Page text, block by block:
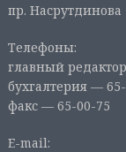
пр. Насрутдинова
Телефоны:
главный
бухгалтерия —
факс — 65-00-75
E-mail: